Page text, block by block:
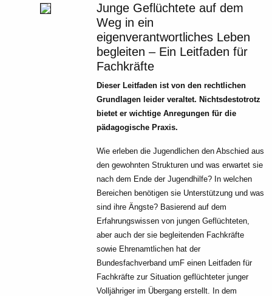
Junge Geflüchtete auf dem
Weg in ein
eigenverantwortliches Leben
begleiten – Ein Leitfaden für
Fachkräfte
Dieser Leitfaden ist von den rechtlichen
Grundlagen leider veraltet. Nichtsdestotrotz
bietet er wichtige Anregungen für die
pädagogische Praxis.
Wie erleben die Jugendlichen den Abschied aus
den gewohnten Strukturen und was erwartet sie
nach dem Ende der Jugendhilfe? In welchen
Bereichen benötigen sie Unterstützung und was
sind ihre Ängste? Basierend auf dem
Erfahrungswissen von jungen Geflüchteten,
aber auch der sie begleitenden Fachkräfte
sowie Ehrenamtlichen hat der
Bundesfachverband umF einen Leitfaden für
Fachkräfte zur Situation geflüchteter junger
Volljähriger im Übergang erstellt. In dem